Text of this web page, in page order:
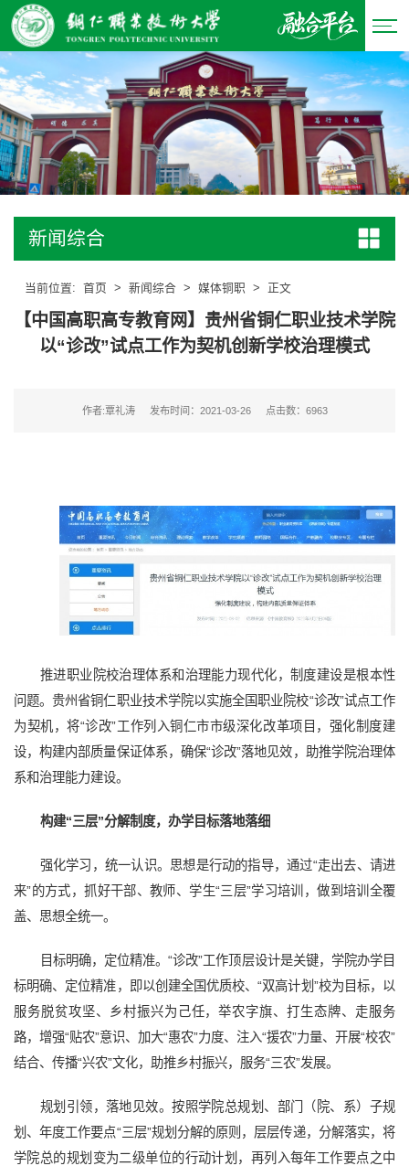
新闻综合
当前位置: 首页 > 新闻综合 > 媒体铜职 > 正文
【中国高职高专教育网】贵州省铜仁职业技术学院
以“诊改”试点工作为契机创新学校治理模式
作者:覃礼涛 发布时间：2021-03-26 点击数： 6963
推进职业院校治理体系和治理能力现代化，制度建设是根本性
问题。贵州省铜仁职业技术学院以实施全国职业院校“诊改”试点工作
为契机，将“诊改”工作列入铜仁市市级深化改革项目，强化制度建
设，构建内部质量保证体系，确保“诊改”落地见效，助推学院治理体
系和治理能力建设。
构建“三层”分解制度，办学目标落地落细
强化学习，统一认识。思想是行动的指导，通过“走出去、请进
来”的方式，抓好干部、教师、学生“三层”学习培训，做到培训全覆
盖、思想全统一。
目标明确，定位精准。“诊改”工作顶层设计是关键，学院办学目
标明确、定位精准，即以创建全国优质校、“双高计划”校为目标，以
服务脱贫攻坚、乡村振兴为己任，举农字旗、打生态牌、走服务
路，增强“贴农”意识、加大“惠农”力度、注入“援农”力量、开展“校农”
结合、传播“兴农”文化，助推乡村振兴，服务“三农”发展。
规划引领，落地见效。按照学院总规划、部门（院、系）子规
划、年度工作要点“三层”规划分解的原则，层层传递，分解落实，将
学院总的规划变为二级单位的行动计划，再列入每年工作要点之中